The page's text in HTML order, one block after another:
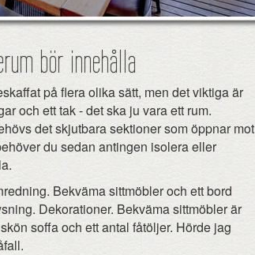
bör innehålla
på flera olika sätt, men det viktiga är
och ett tak - det ska ju vara ett rum.
det skjutbara sektioner som öppnar mot
du sedan antingen isolera eller
Bekväma sittmöbler och ett bord
Dekorationer. Bekväma sittmöbler är
soffa och ett antal fåtöljer. Hörde jag